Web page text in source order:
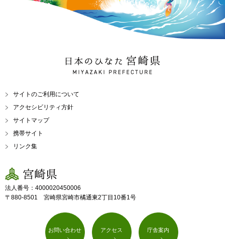
日本のひなた 宮崎県
MIYAZAKI PREFECTURE
サイトのご利用について
アクセシビリティ方針
サイトマップ
携帯サイト
リンク集
宮崎県
法人番号：4000020450006
〒880-8501 宮崎県宮崎市橘通東2丁目10番1号
お問い合わせ アクセス 庁舎案内